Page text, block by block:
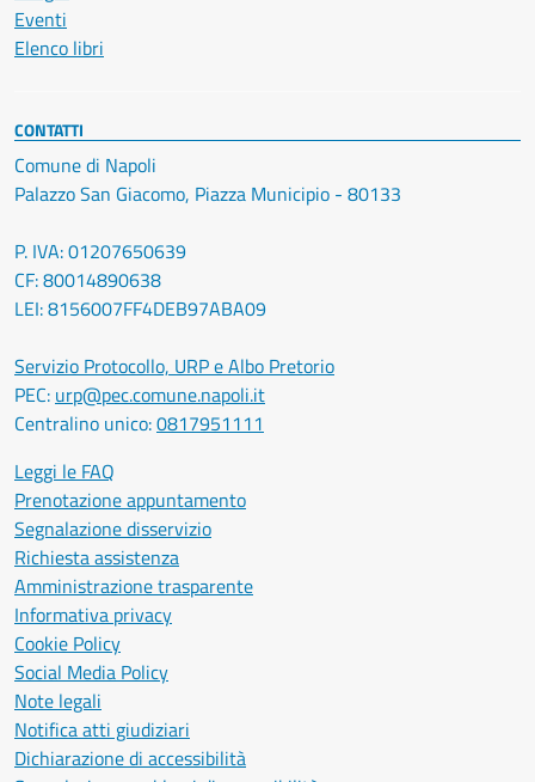
Eventi
Elenco libri
CONTATTI
Comune di Napoli
Palazzo San Giacomo, Piazza Municipio - 80133
P. IVA: 01207650639
CF: 80014890638
LEI: 8156007FF4DEB97ABA09
Servizio Protocollo, URP e Albo Pretorio
PEC: urp@pec.comune.napoli.it
Centralino unico:0817951111
Leggi le FAQ
Prenotazione appuntamento
Segnalazione disservizio
Richiesta assistenza
Amministrazione trasparente
Informativa privacy
Cookie Policy
Social Media Policy
Note legali
Notifica atti giudiziari
Dichiarazione di accessibilità